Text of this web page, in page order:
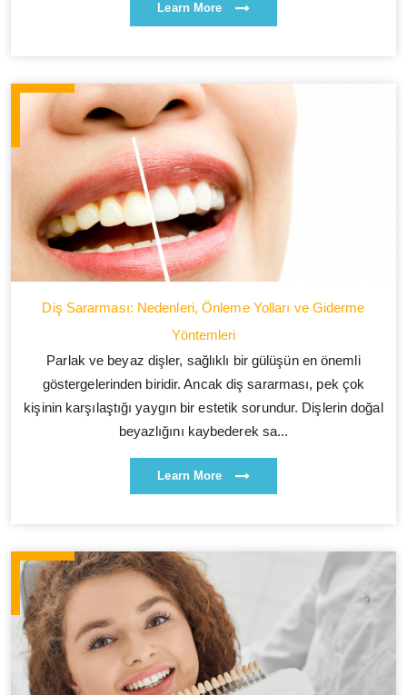
Learn More
Diş Sararması: Nedenleri, Önleme Yolları ve Giderme
Yöntemleri
Parlak ve beyaz dişler, sağlıklı bir gülüşün en önemli
göstergelerinden biridir. Ancak diş sararması, pek çok
kişinin karşılaştığı yaygın bir estetik sorundur. Dişlerin doğal
beyazlığını kaybederek sa...
Learn More